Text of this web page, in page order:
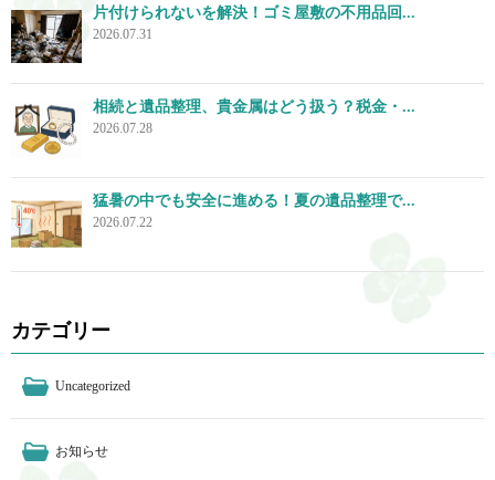
片付けられないを解決！ゴミ屋敷の不用品回...
2026.07.31
相続と遺品整理、貴金属はどう扱う？税金・...
2026.07.28
猛暑の中でも安全に進める！夏の遺品整理で...
2026.07.22
カテゴリー
Uncategorized
お知らせ